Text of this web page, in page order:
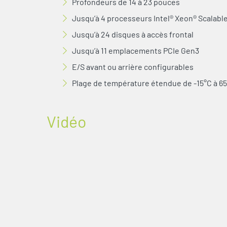
Jusqu’à 4 processeurs Intel® Xeon® Scalable
Jusqu’à 24 disques à accès frontal
Jusqu’à 11 emplacements PCIe Gen3
E/S avant ou arrière configurables
Plage de température étendue de -15°C à
Vidéo